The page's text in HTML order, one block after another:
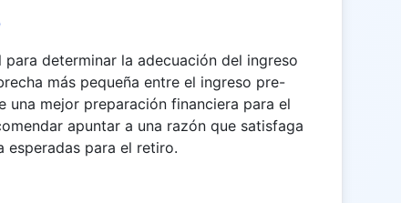
para determinar la adecuación del ingreso
más pequeña entre el ingreso pre-
mejor preparación financiera para el
apuntar a una razón que satisfaga
esperadas para el retiro.